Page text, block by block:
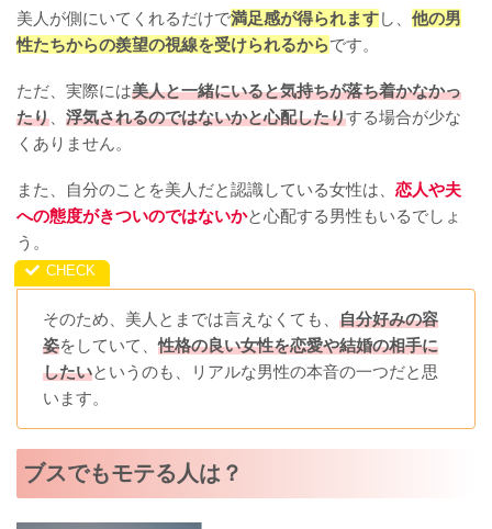
美人が側にいてくれるだけで満足感が得られますし、 他の男
性たちからの羨望の視線を受けられるからです。
ただ、実際には美人と一緒にいると気持ちが落ち着かなかっ
たり
浮気されるのではないかと心配したりする場合が少な
くありません。
また、自分のことを美人だと認識している女性は、 恋人や夫
への態度がきついのではないかと心配する男性もいるでしょ
う。
そのため、美人とまでは言えなくても、 自分好みの容
姿をしていて、性格の良い女性を恋愛や結婚の相手に
したいというのも、リアルな男性の本音の一つだと思
います。
ブスでもモテる人は？